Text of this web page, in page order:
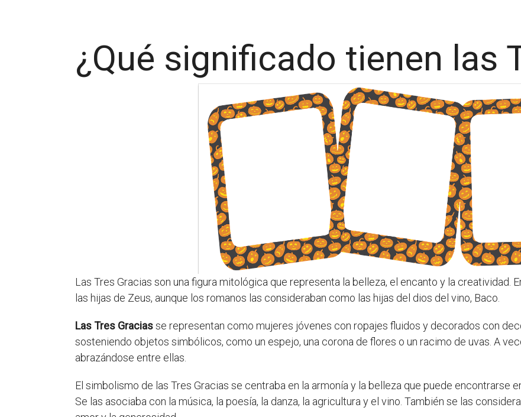
¿Qué significado tienen las
Las Tres Gracias son una figura mitológica que representa la belleza, el encanto y la creatividad.
las hijas de Zeus, aunque los romanos las consideraban como las hijas del dios del vino, Baco.
Las Tres Graciasse representan como mujeres jóvenes con ropajes fluidos y decorados con
sosteniendo objetos simbólicos, como un espejo, una corona de flores o un racimo de uvas. A
abrazándose entre ellas.
El simbolismo de las Tres Gracias se centraba en la armonía y la belleza que puede encontrarse
Se las asociaba con la música, la poesía, la danza, la agricultura y el vino. También se las